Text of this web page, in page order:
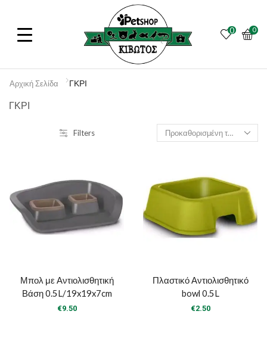
0 0
Αρχική Σελίδα ΓΚΡΙ
ΓΚΡΙ
Filters
Μπολ με Αντιολισθητική
Βάση 0.5L/19x19x7cm
€9.50
Πλαστικό Αντιολισθητικό
bowl 0.5L
€2.50